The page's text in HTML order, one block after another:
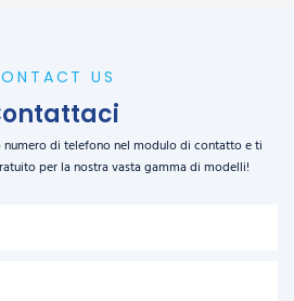
US
di telefono nel modulo di contatto e ti
per la nostra vasta gamma di modelli!